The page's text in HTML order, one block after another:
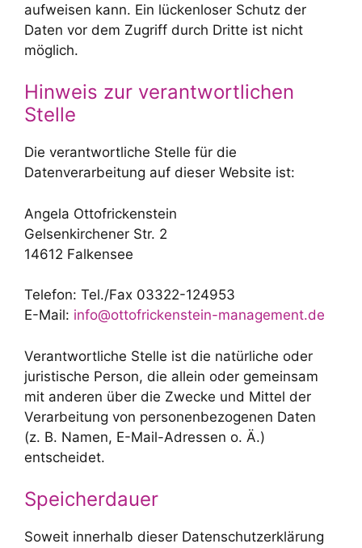
aufweisen kann. Ein lückenloser Schutz der
Daten vor dem Zugriff durch Dritte ist nicht
möglich.
Hinweis zur verantwortlichen
Stelle
Die verantwortliche Stelle für die
Datenverarbeitung auf dieser Website ist:
Angela Ottofrickenstein
Gelsenkirchener Str. 2
14612 Falkensee
Telefon: Tel./Fax 03322-124953
E-Mail: info@ottofrickenstein-management.de
Verantwortliche Stelle ist die natürliche oder
juristische Person, die allein oder gemeinsam
mit anderen über die Zwecke und Mittel der
Verarbeitung von personenbezogenen Daten
(z. B. Namen, E-Mail-Adressen o. Ä.)
entscheidet.
Speicherdauer
Soweit innerhalb dieser Datenschutzerklärung